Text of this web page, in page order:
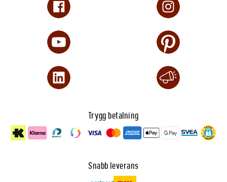
Trygg betalning
Snabb leverans